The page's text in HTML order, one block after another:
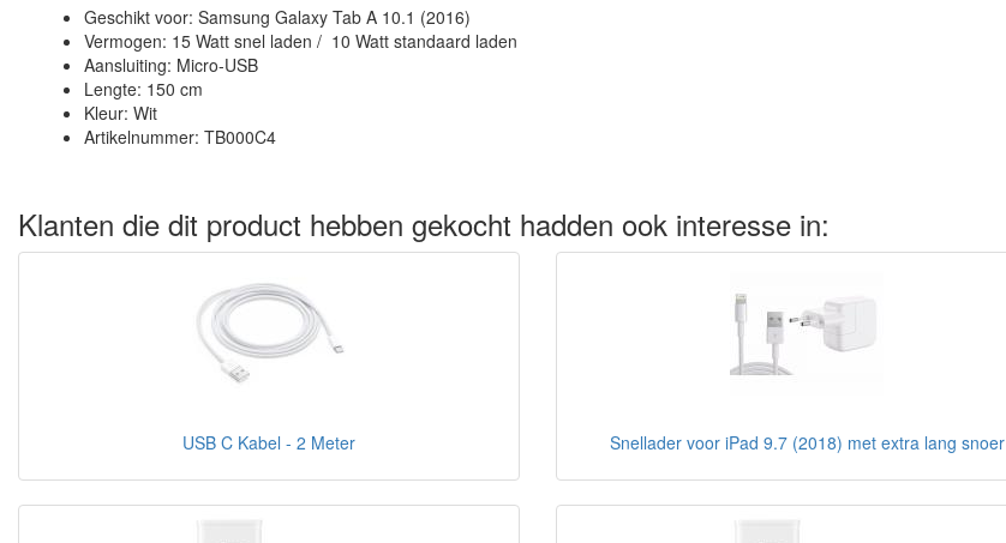
Geschikt voor: Samsung Galaxy Tab A 10.1 (2016)
Vermogen: 15 Watt snel laden / 10 Watt standaard laden
Aansluiting: Micro-USB
Lengte: 150 cm
Kleur: Wit
Artikelnummer: TB000C4
Klanten die dit product hebben gekocht hadden ook interesse in:
USB C Kabel - 2 Meter Snellader voor iPad 9.7 (2018) met extra lang snoer